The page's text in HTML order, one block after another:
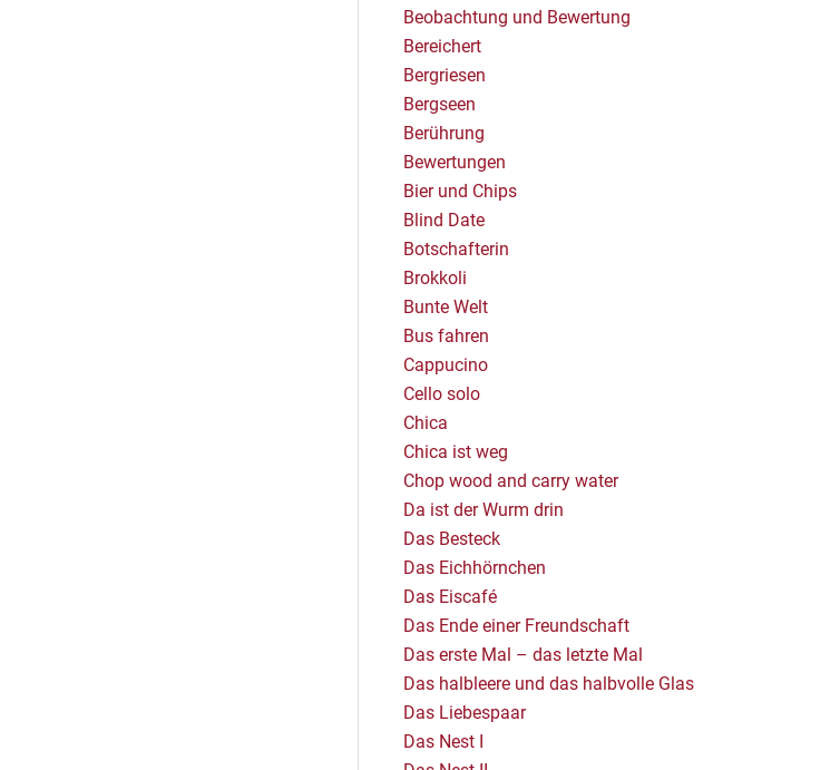
Beobachtung und Bewertung
Bereichert
Bergriesen
Bergseen
Berührung
Bewertungen
Bier und Chips
Blind Date
Botschafterin
Brokkoli
Bunte Welt
Bus fahren
Cappucino
Cello solo
Chica
Chica ist weg
Chop wood and carry water
Da ist der Wurm drin
Das Besteck
Das Eichhörnchen
Das Eiscafé
Das Ende einer Freundschaft
Das erste Mal – das letzte Mal
Das halbleere und das halbvolle Glas
Das Liebespaar
Das Nest I